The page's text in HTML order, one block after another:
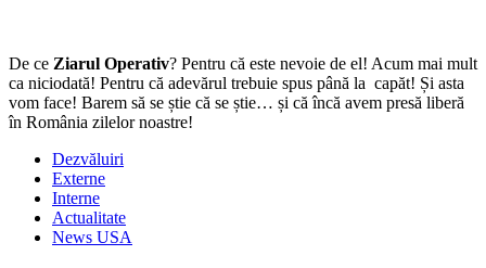
De ce Ziarul Operativ? Pentru că este nevoie de el! Acum mai mult
ca niciodată! Pentru că adevărul trebuie spus până la capăt! Și asta
vom face! Barem să se știe că se știe… și că încă avem presă liberă
în România zilelor noastre!
Dezvăluiri
Externe
Interne
Actualitate
News USA